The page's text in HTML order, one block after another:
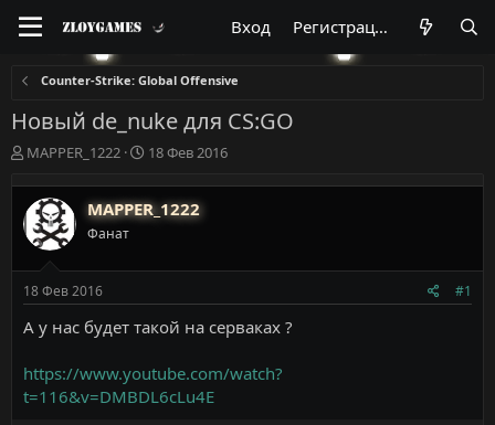
Вход Регистрация
Counter-Strike: Global Offensive
Новый de_nuke для CS:GO
А
т
о
р
т
е
м
ы
MAPPER_1222
Д
т
а
ч
л
а
18 Фев 2016
MAPPER_1222
Фанат
18 Фев 2016 #1
А у нас будет такой на серваках ?
https://www.youtube.com/watch?
t=116&v=DMBDL6cLu4E